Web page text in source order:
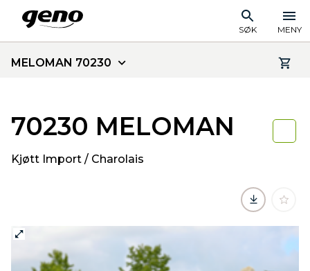
SØK MENY
MELOMAN 70230
70230 MELOMAN
Kjøtt Import / Charolais